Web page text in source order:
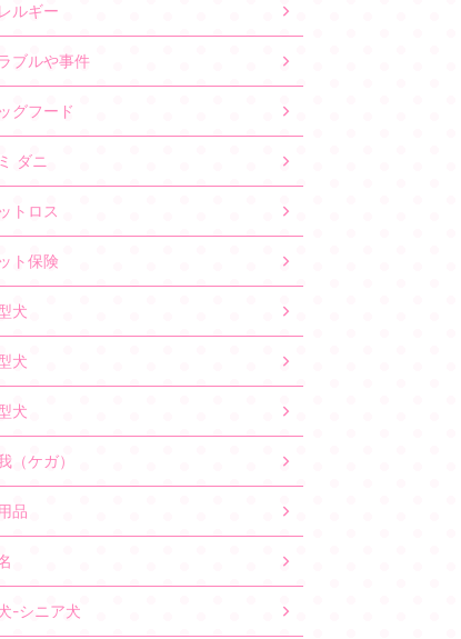
ルギー
ブルや事件
グフード
ダニ
トロス
ト保険
犬
犬
犬
（ケガ）
品
-シニア犬